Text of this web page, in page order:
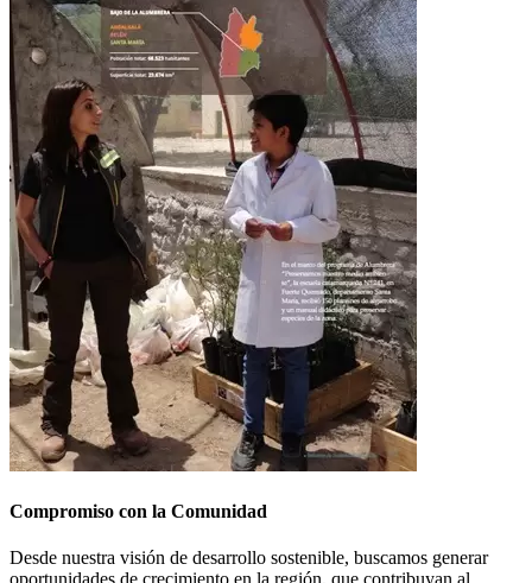
Compromiso con la Comunidad
Desde nuestra visión de desarrollo sostenible, buscamos generar